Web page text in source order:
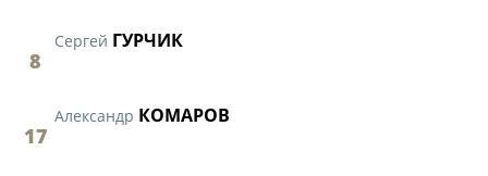
8
Сергей ГУРЧИК
17
Александр КОМАРОВ